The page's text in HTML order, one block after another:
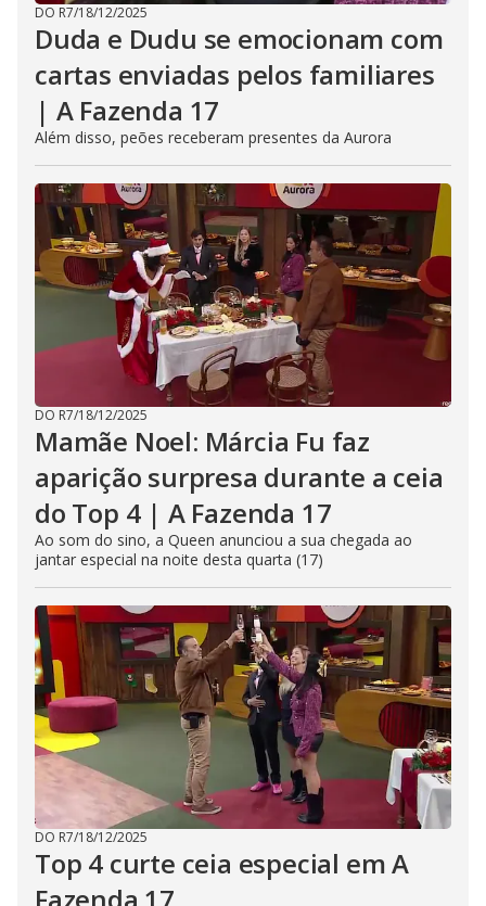
DO R7/18/12/2025
Duda e Dudu se emocionam com
cartas enviadas pelos familiares
| A Fazenda 17
Além disso, peões receberam presentes da Aurora
DO R7/18/12/2025
Mamãe Noel: Márcia Fu faz
aparição surpresa durante a ceia
do Top 4 | A Fazenda 17
Ao som do sino, a Queen anunciou a sua chegada ao
jantar especial na noite desta quarta (17)
DO R7/18/12/2025
Top 4 curte ceia especial em A